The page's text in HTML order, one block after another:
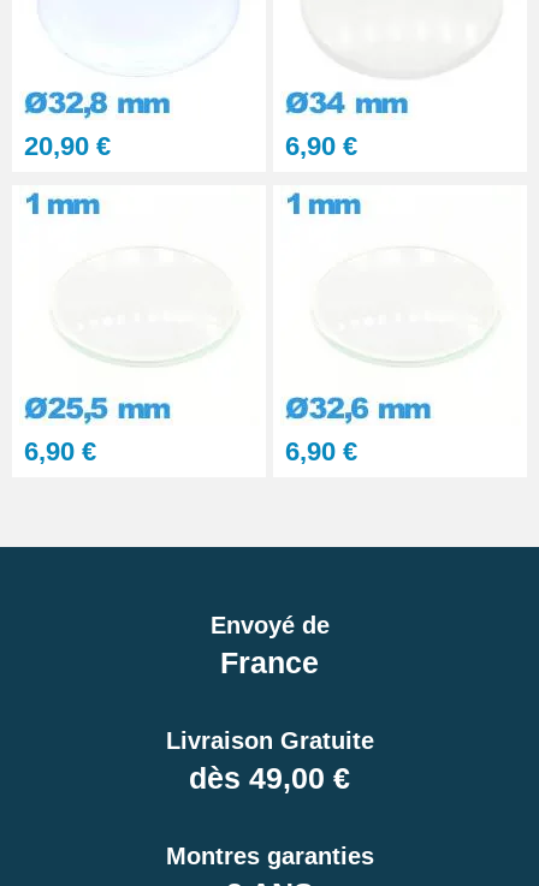
20,90 € 6,90 €
6,90 € 6,90 €
Envoyé de
France
Livraison Gratuite
dès 49,00 €
Montres garanties